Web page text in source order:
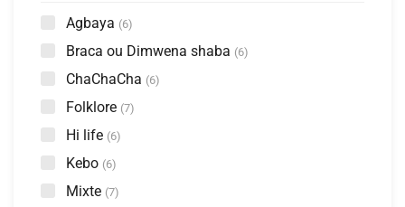
Agbaya (6)
Braca ou Dimwena shaba (6)
ChaChaCha (6)
Folklore (7)
Hi life (6)
Kebo (6)
Mixte (7)